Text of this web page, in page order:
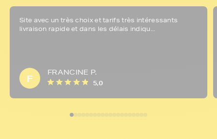
Site avec un très choix et tarifs très intéressants
livraison rapide et dans les délais indiqu...
F
FRANCINE P.
5,0